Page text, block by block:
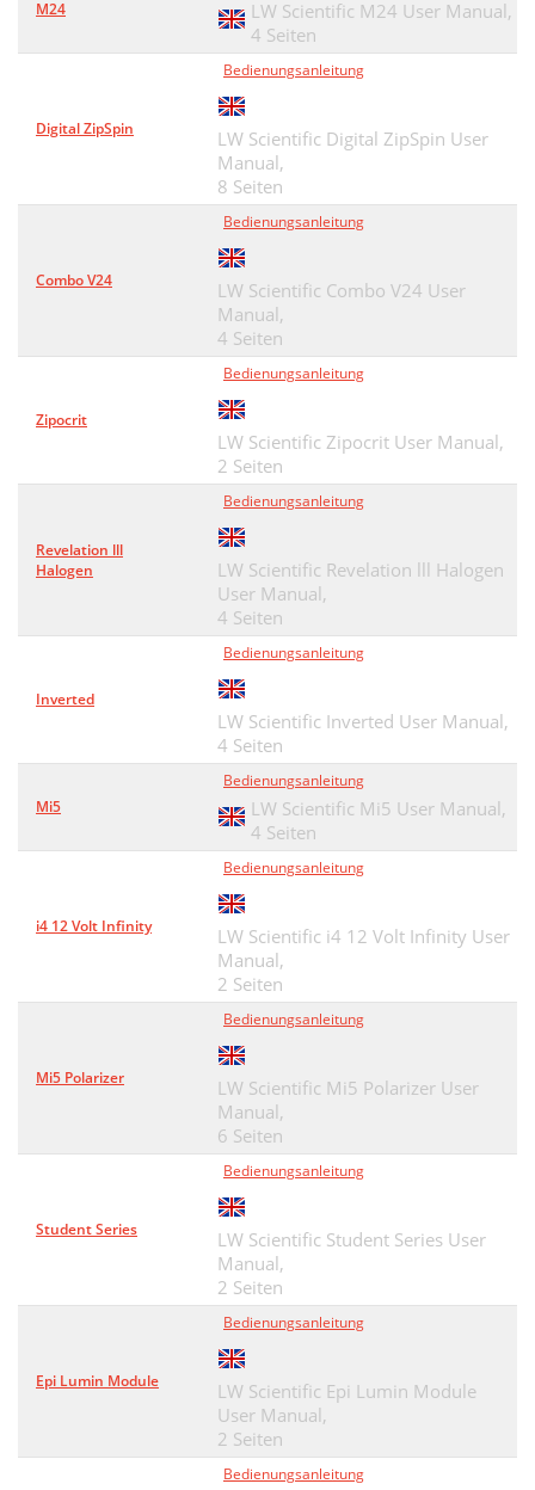
M24
LW Scientific M24 User Manual,
4 Seiten
Digital ZipSpin
Bedienungsanleitung
LW Scientific Digital ZipSpin User
Manual,
8 Seiten
Combo V24
Bedienungsanleitung
LW Scientific Combo V24 User
Manual,
4 Seiten
Zipocrit
Bedienungsanleitung
LW Scientific Zipocrit User Manual,
2 Seiten
Revelation lll
Halogen
Bedienungsanleitung
LW Scientific Revelation lll Halogen
User Manual,
4 Seiten
Inverted
Bedienungsanleitung
LW Scientific Inverted User Manual,
4 Seiten
Mi5
Bedienungsanleitung
LW Scientific Mi5 User Manual,
4 Seiten
i4 12 Volt Infinity
Bedienungsanleitung
LW Scientific i4 12 Volt Infinity User
Manual,
2 Seiten
Mi5 Polarizer
Bedienungsanleitung
LW Scientific Mi5 Polarizer User
Manual,
6 Seiten
Student Series
Bedienungsanleitung
LW Scientific Student Series User
Manual,
2 Seiten
Epi Lumin Module
Bedienungsanleitung
LW Scientific Epi Lumin Module
User Manual,
2 Seiten
Bedienungsanleitung